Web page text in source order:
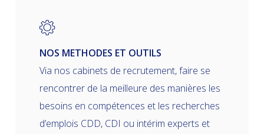
NOS METHODES ET OUTILS
Via nos cabinets de recrutement, faire se
rencontrer de la meilleure des manières les
besoins en compétences et les recherches
d’emplois CDD, CDI ou intérim experts et